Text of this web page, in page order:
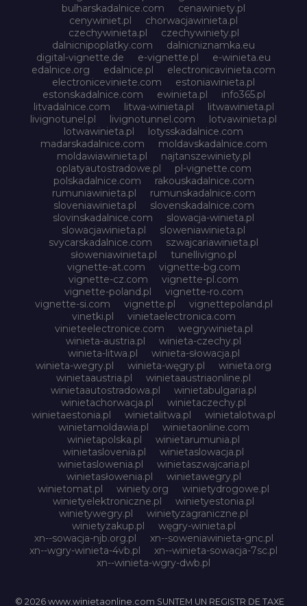
bulharskadalnice.com
cenawiniety.pl
cenywiniet.pl
chorwacjawinieta.pl
czechywinieta.pl
czechywiniety.pl
dalnicnipoplatky.com
dalnicniznamka.eu
digital-vignette.de
e-vignette.pl
e-winieta.eu
edalnice.org
edalnice.pl
electronicavinieta.com
electroniceviniete.com
estoniawinieta.pl
estonskadalnice.com
ewinieta.pl
info365.pl
litvadalnice.com
litwa-winieta.pl
litwawinieta.pl
livignotunel.pl
livignotunnel.com
lotvawinieta.pl
lotwawinieta.pl
lotysskadalnice.com
madarskadalnice.com
moldavskadalnice.com
moldawiawinieta.pl
najtanszewiniety.pl
oplatyautostradowe.pl
pl-vignette.com
polskadalnice.com
rakouskadalnice.com
rumuniawinieta.pl
rumunskadalnice.com
sloveniawinieta.pl
slovenskadalnice.com
slovinskadalnice.com
slowacja-winieta.pl
slowacjawinieta.pl
sloweniawinieta.pl
svycarskadalnice.com
szwajcariawinieta.pl
słoweniawinieta.pl
tunellivigno.pl
vignette-at.com
vignette-bg.com
vignette-cz.com
vignette-pl.com
vignette-poland.pl
vignette-ro.com
vignette-si.com
vignette.pl
vignettepoland.pl
vinetki.pl
vinietaelectronica.com
vinieteelectronice.com
wegrywinieta.pl
winieta-austria.pl
winieta-czechy.pl
winieta-litwa.pl
winieta-słowacja.pl
winieta-wegry.pl
winieta-węgry.pl
winieta.org
winietaaustria.pl
winietaaustriaonline.pl
winietaautostradowa.pl
winietabulgaria.pl
winietachorwacja.pl
winietaczechy.pl
winietaestonia.pl
winietalitwa.pl
winietalotwa.pl
winietamoldawia.pl
winietaonline.com
winietapolska.pl
winietarumunia.pl
winietaslovenia.pl
winietaslowacja.pl
winietaslowenia.pl
winietaszwajcaria.pl
winietasłowenia.pl
winietawegry.pl
winietomat.pl
winiety.org
winietydrogowe.pl
winietyelektroniczne.pl
winietyestonia.pl
winietywegry.pl
winietyzagraniczne.pl
winietyzakup.pl
węgry-winieta.pl
xn--sowacja-njb.org.pl
xn--soweniawinieta-gnc.pl
xn--wgry-winieta-4vb.pl
xn--winieta-sowacja-7sc.pl
xn--winieta-wgry-dwb.pl
© 2026 www.winietaonline.com SUNTEM UN REGISTR DE TAXE